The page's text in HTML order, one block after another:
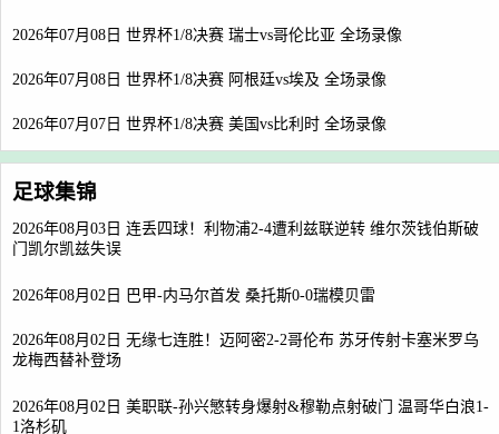
2026年07月08日 世界杯1/8决赛 瑞士vs哥伦比亚 全场录像
2026年07月08日 世界杯1/8决赛 阿根廷vs埃及 全场录像
2026年07月07日 世界杯1/8决赛 美国vs比利时 全场录像
足球集锦
2026年08月03日 连丢四球！利物浦2-4遭利兹联逆转 维尔茨钱伯斯破
门凯尔凯兹失误
2026年08月02日 巴甲-内马尔首发 桑托斯0-0瑞模贝雷
2026年08月02日 无缘七连胜！迈阿密2-2哥伦布 苏牙传射卡塞米罗乌
龙梅西替补登场
2026年08月02日 美职联-孙兴慜转身爆射&穆勒点射破门 温哥华白浪1-
1洛杉矶